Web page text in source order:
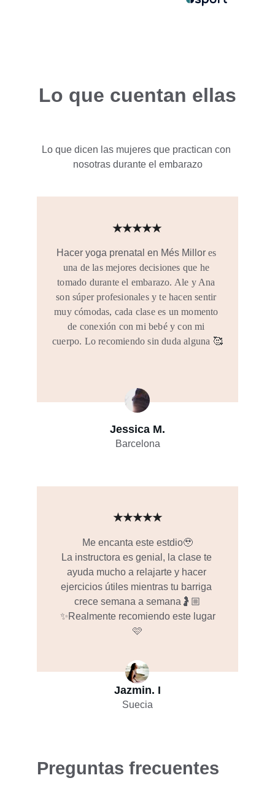
Lo que cuentan ellas
Lo que dicen las mujeres que practican con
nosotras durante el embarazo
Me encanta este estdio🥹
La instructora es genial, la clase te
ayuda mucho a relajarte y hacer
ejercicios útiles mientras tu barriga
crece semana a semana🤰🏼
✨Realmente recomiendo este lugar
🩷
Jazmin. I
Suecia
Hacer yoga prenatal en Més Millor es
una de las mejores decisiones que he
tomado durante el embarazo. Ale y Ana
son súper profesionales y te hacen sentir
muy cómodas, cada clase es un momento
de conexión con mi bebé y con mi
cuerpo. Lo recomiendo sin duda alguna 🥰
Jessica M.
Barcelona
★★★★★
★★★★★
Preguntas frecuentes